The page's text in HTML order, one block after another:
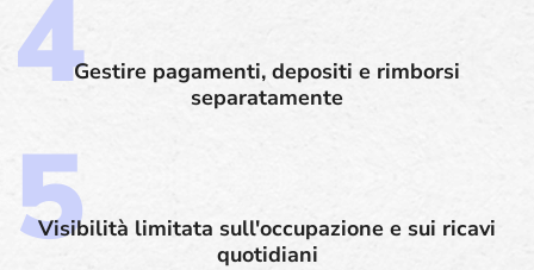
Gestire pagamenti, depositi e rimborsi
separatamente
Visibilità limitata sull'occupazione e sui ricavi
quotidiani